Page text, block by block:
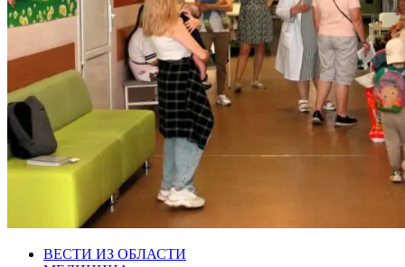
ВЕСТИ ИЗ ОБЛАСТИ